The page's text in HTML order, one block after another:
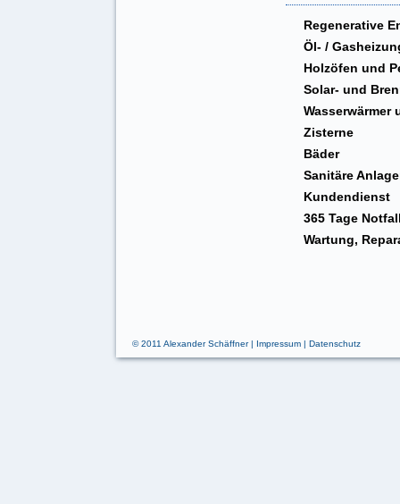
Regenerative
Öl- /
Holzöfen und
Solar- und
Wasserwärmer
Zisterne
Bäder
Sanitäre
Kundendienst
365 Tage
Wartung,
© 2011 Alexander Schäffner| Impressum | Datenschutz